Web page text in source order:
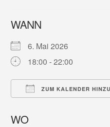
WANN
6. Mai 2026
18:00 - 22:00
ZUM KALENDER
WO